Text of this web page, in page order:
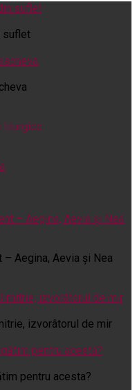
suflet
liturgice
Aegina, Aevia și Nea
izvorâtorul de mir
pentru acesta?